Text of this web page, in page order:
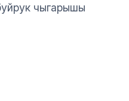
чыгарышы